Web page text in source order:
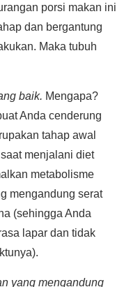
porsi makan ini
dan bergantung
Maka tubuh
baik. Mengapa?
Anda cenderung
tahap awal
menjalani diet
metabolisme
mengandung serat
(sehingga Anda
lapar dan tidak
yang mengandung